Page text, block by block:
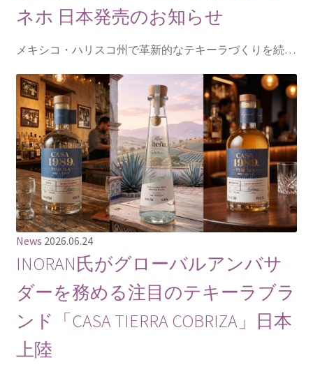
ネホ 日本発売のお知らせ
メキシコ・ハリスコ州で革新的なテキーラづくりを続…
News 2026.06.24
INORAN氏がグローバルアンバサ
ダーを務める注目のテキーラブラ
ンド「CASA TIERRA COBRIZA」日本
上陸